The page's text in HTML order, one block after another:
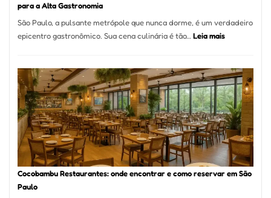
Vila
da
para a Alta Gastronomia
São Paulo, a pulsante metrópole que nunca dorme, é um verdadeiro
epicentro gastronômico. Sua cena culinária é tão… Leia mais:
Melhores
Restaurantes
em
São
Paulo:
Um
Guia
Definitivo
Cocobambu Restaurantes: onde encontrar e como reservar em São
Paulo